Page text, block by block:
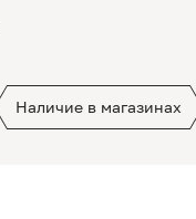
Наличие в магазинах